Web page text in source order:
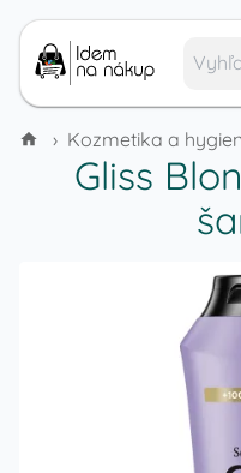
›
Gliss